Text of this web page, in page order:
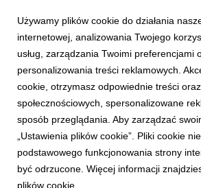
PREDATOR
Acer odświeża serię Predator
19 marca 2026
Acer odświeżył linię laptopów
Neo, prezentując trzy nowe modele:
Używamy plików cookie do działania
internetowej, analizowania Twojego
usług, zarządzania Twoimi preferencjami
personalizowania treści reklamowych.
cookie, otrzymasz odpowiednie treści
społecznościowych, spersonalizowane
sposób przeglądania. Aby zarządzać
„Ustawienia plików cookie”. Pliki cookie
podstawowego funkcjonowania strony
być odrzucone. Więcej informacji
plików cookie.